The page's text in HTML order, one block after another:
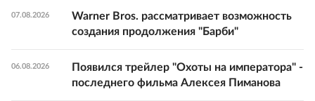
07.08.2026
Warner Bros. рассматривает возможность
создания продолжения "Барби"
06.08.2026
Появился трейлер "Охоты на императора" -
последнего фильма Алексея Пиманова